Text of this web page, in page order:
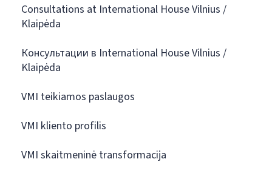
Consultations at International House Vilnius /
Klaipėda
Консультации в International House Vilnius /
Klaipėda
VMI teikiamos paslaugos
VMI kliento profilis
VMI skaitmeninė transformacija